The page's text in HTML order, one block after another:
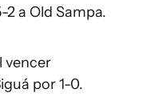
a Old Sampa.
vencer
por 1-0.